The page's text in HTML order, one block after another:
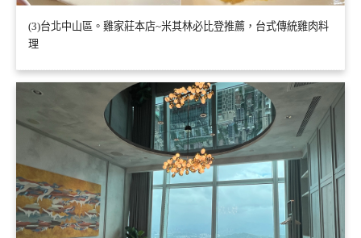
(3)台北中山區。雞家莊本店~米其林必比登推薦，台式傳統雞肉料
理